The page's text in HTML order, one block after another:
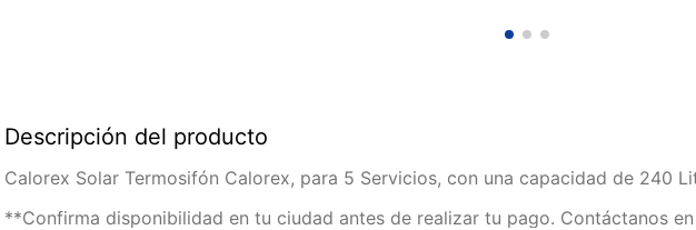
Descripción del producto
Calorex Solar Termosifón Calorex, para 5 Servicios, con una capacidad de 240
**Confirma disponibilidad en tu ciudad antes de realizar tu pago. Contáctanos